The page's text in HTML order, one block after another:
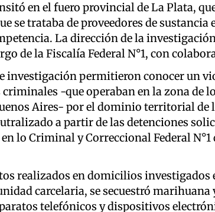
en el fuero provincial de La Plata,
se trataba de proveedores de sustancia
La dirección de la
de la Fiscalía Federal N°1, con
investigación permitieron conocer un
-que operaban en la zona de
Aires- por el dominio territorial de
a partir de las detenciones
lo Criminal y Correccional Federal N°1
realizados en domicilios investigados
carcelaria, se secuestró
telefónicos y dispositivos